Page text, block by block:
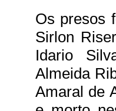
Os presos
Sirlon
Idario
Almeida
Amaral de